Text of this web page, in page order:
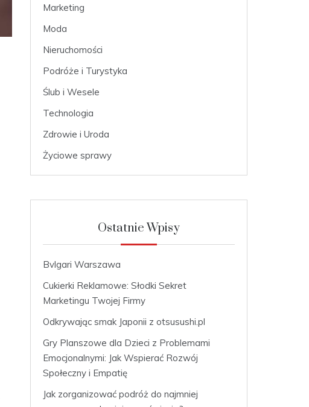
Marketing
Moda
Nieruchomości
Podróże i Turystyka
Ślub i Wesele
Technologia
Zdrowie i Uroda
Życiowe sprawy
Ostatnie Wpisy
Bvlgari Warszawa
Cukierki Reklamowe: Słodki Sekret
Marketingu Twojej Firmy
Odkrywając smak Japonii z otsusushi.pl
Gry Planszowe dla Dzieci z Problemami
Emocjonalnymi: Jak Wspierać Rozwój
Społeczny i Empatię
Jak zorganizować podróż do najmniej